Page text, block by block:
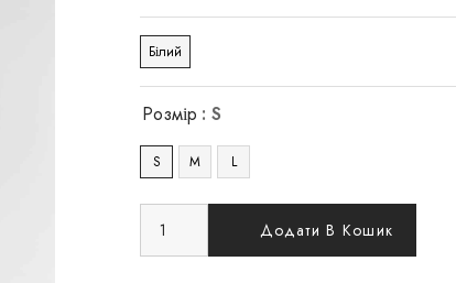
Білий
Розмір : S
S M L
Додати В Кошик